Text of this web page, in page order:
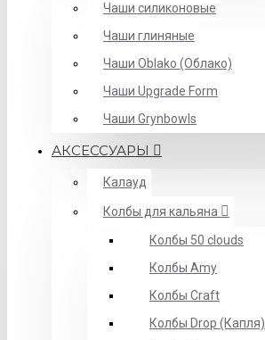
Чаши силиконовые
Чаши глиняные
Чаши Oblako (Облако)
Чаши Upgrade Form
Чаши Grynbowls
АКСЕССУАРЫ
Калауд
Колбы для кальяна
Колбы 50 clouds
Колбы Amy
Колбы Craft
Колбы Drop (Капля)